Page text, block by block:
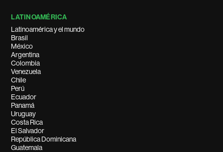
LATINOAMÉRICA
Latinoamérica y el mundo
Brasil
México
Argentina
Colombia
Venezuela
Chile
Perú
Ecuador
Panamá
Uruguay
Costa Rica
El Salvador
República Dominicana
Guatemala